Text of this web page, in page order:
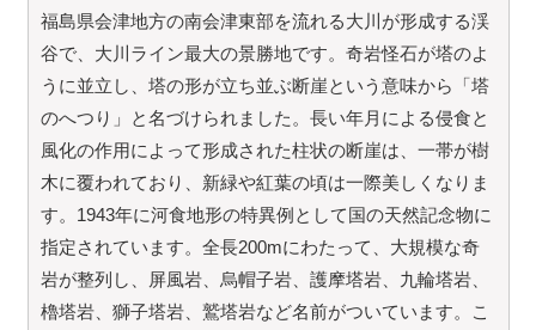
福島県会津地方の南会津東部を流れる大川が形成する渓
谷で、大川ライン最大の景勝地です。奇岩怪石が塔のよ
うに並立し、塔の形が立ち並ぶ断崖という意味から「塔
のへつり」と名づけられました。長い年月による侵食と
風化の作用によって形成された柱状の断崖は、一帯が樹
木に覆われており、新緑や紅葉の頃は一際美しくなりま
す。1943年に河食地形の特異例として国の天然記念物に
指定されています。全長200mにわたって、大規模な奇
岩が整列し、屏風岩、烏帽子岩、護摩塔岩、九輪塔岩、
櫓塔岩、獅子塔岩、鷲塔岩など名前がついています。こ